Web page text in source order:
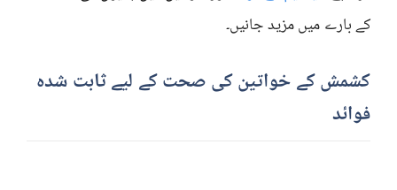
کے بارے میں مزید جانیں۔
کشمش کے خواتین کی صحت کے لیے ثابت شدہ
فوائد